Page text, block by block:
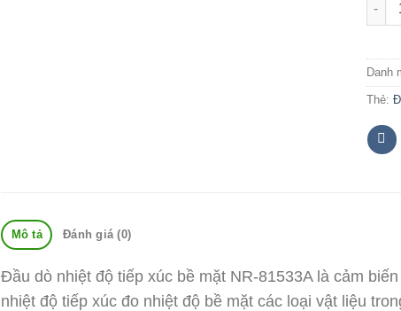
Danh
Thẻ:
Mô tả Đánh giá (0)
Đầu dò nhiệt độ tiếp xúc bề mặt NR-81533A là cảm
nhiệt độ tiếp xúc đo nhiệt độ bề mặt các loại vật liệu